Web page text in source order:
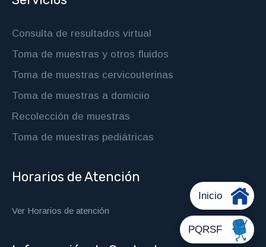
Consulta de resultados virtual
Toma de muestras y otros fluidos
Toma de muestras cervicouterinas
Toma de muestras a domiciio
Recolección de muestras
Toma de muestras pediátricas
Horarios de Atención
Ver Horarios de atención